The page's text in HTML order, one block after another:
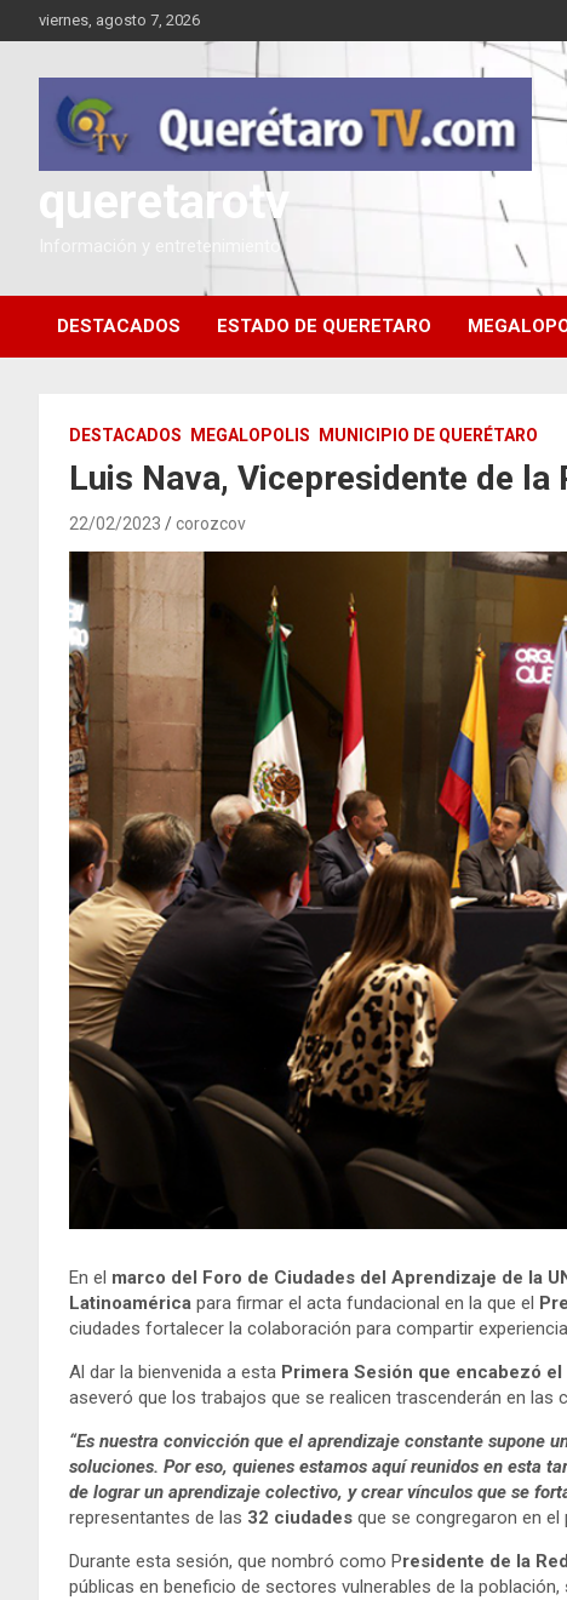
al
viernes, agosto 7, 2026
queretarotv
Información y entretenimiento
DESTACADOS ESTADO DE QUERETARO
DESTACADOS MEGALOPOLIS MUNICIPIO DE QUERÉTARO
Luis Nava, Vicepresidente de
22/02/2023 corozcov
En el marco del Foro de Ciudades del Aprendizaje de la
Latinoamérica para firmar el acta fundacional en la que el
ciudades fortalecer la colaboración para compartir
Al dar la bienvenida a esta Primera Sesión que encabezó
aseveró que los trabajos que se realicen trascenderán en
“Es nuestra convicción que el aprendizaje constante supone
soluciones. Por eso, quienes estamos aquí reunidos en esta
de lograr un aprendizaje colectivo, y crear vínculos que se
representantes de las 32 ciudades que se congregaron en el
Durante esta sesión, que nombró como Presidente de la
públicas en beneficio de sectores vulnerables de la